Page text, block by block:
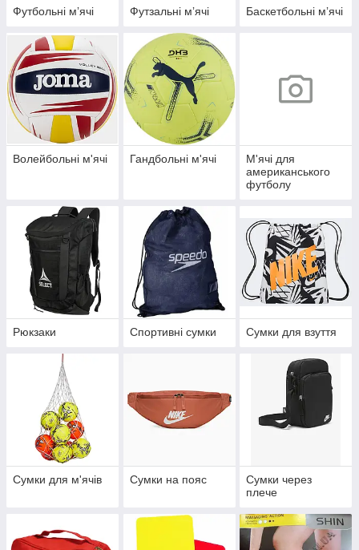
Футбольні мʼячі Футзальні мʼячі Баскетбольні мʼячі
Волейбольні м'ячі Гандбольні м'ячі
М'ячі для
американського
футболу
Рюкзаки Спортивні сумки Сумки для взуття
Сумки для м'ячів Сумки на пояс
Сумки через
плече